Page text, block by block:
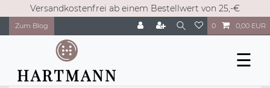
Versandkostenfrei ab einem Bestellwert von 25,-€
Zum Blog 0 0,00 EUR
☰